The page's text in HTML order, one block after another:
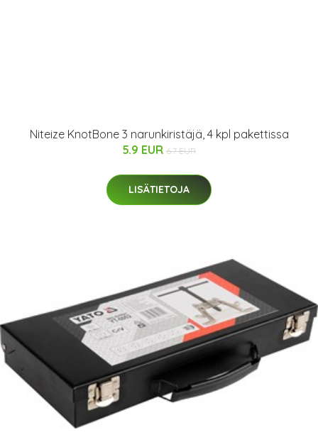
Niteize KnotBone 3 narunkiristäjä, 4 kpl pakettissa
5.9 EUR 6.7 EUR
LISÄTIETOJA